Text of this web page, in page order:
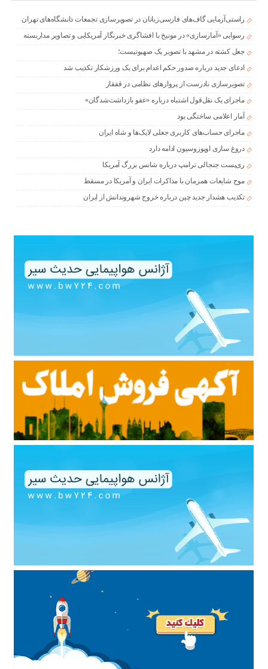
راستی‌آزمایی گاف‌های فارسی‌زبانان در تصویرسازی تجمعات دانشگاه‌های تهران
رسوایی «آمارسازی» در مونیخ با افشاگری خبرنگار آمریکایی و تصاویر مداربسته
جعل کشته در مشهد با تصویر یک صهیونیست؛
ادعای جدید درباره صدور حکم اعدام برای یک ورزشکار تکذیب شد
تصویرسازی نادرست از پروازهای نظامی در قفقاز
ماجرای یک نقل‌قول اشتباه درباره «عفو بازداشت‌شدگان»
آمار اعلامی ساختگی بود
ماجرای حساب‌های کاربری جعلی لایک‌ها و شاه ایران
دروغ سازی اوپوزوسیون ادامه دارد
ری‌پست جنجالی ترامپ درباره شانس بزرگ آمریکا
موج شایعات همزمان با مذاکرات ایران و آمریکا در مسقط
تکذیب هشدار جدید چین درباره خروج شهروندانش از ایران